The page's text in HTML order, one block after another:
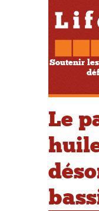
Soutenir
Le